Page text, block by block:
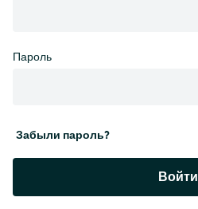
Пароль
Забыли пароль?
Войти